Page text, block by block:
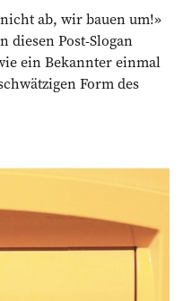
ab, wir bauen um!»
diesen Post-Slogan
ein Bekannter einmal
Form des